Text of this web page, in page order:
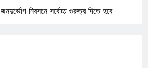
জনদুর্ভোগ নিরসনে সর্বোচ্চ গুরুত্ব দিতে হবে